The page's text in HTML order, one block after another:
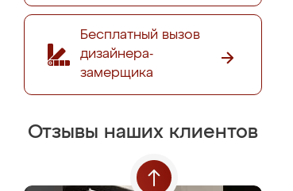
Бесплатный вызов
дизайнера-
замерщика
Отзывы наших клиентов